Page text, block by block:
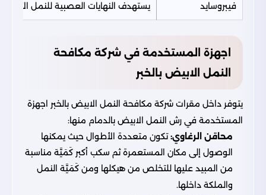
فيبروسايد يستهدف النهايات العصبية للنمل الأبيض
اجهزة المستخدمة في شركة مكافحة
النمل الابيض بالخبر
يتوفر داخل مقرات شركة مكافحة النمل الابيض بالخبر اجهزة
المستخدمة في رش النمل الابيض بالدمام منها:
محاقن الرغاوي:تكون متعددة الأطوال حيث يمكنها
الوصول إلى مكان المستعمرة ثم سكب أكبر كَمَيَّة مناسبة
من المبيد عليها للتخلص من هيكلها ومن كَمَيَّة النمل
والملكة داخلها.